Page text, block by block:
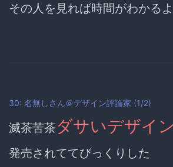
その人を見れば時間がわかる
30: 名無しさん＠デザイン評論家 (1/2)
滅茶苦茶ダサいデザイン
発売されててびっくりした